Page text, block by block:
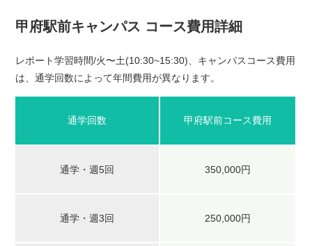
甲府駅前キャンパス コース費用詳細
レポート学習時間/火〜土(10:30~15:30)、キャンパスコース費用
は、通学回数によって年間費用が異なります。
通学回数
通学・週5回
通学・週3回
甲府駅前コース費用
350,000円
250,000円